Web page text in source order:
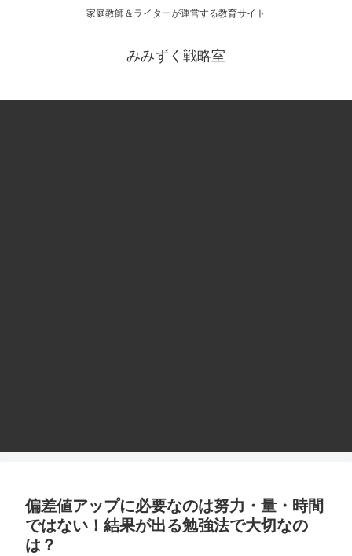
家庭教師＆ライターが運営する教育サイト
みみずく戦略室
偏差値アップに必要なのは努力・量・時間
ではない！結果が出る勉強法で大切なの
は？